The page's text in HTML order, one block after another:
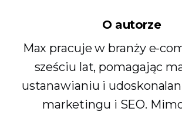
O autorze
Max pracuje w branży e-
sześciu lat, pomagając
ustanawianiu i
marketingu i SEO.